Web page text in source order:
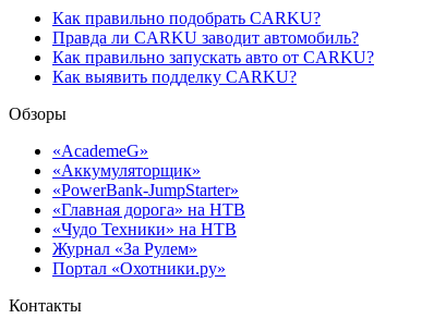
Как правильно подобрать CARKU?
Правда ли CARKU заводит автомобиль?
Как правильно запускать авто от CARKU?
Как выявить подделку CARKU?
Обзоры
«AcademeG»
«Аккумуляторщик»
«PowerBank-JumpStarter»
«Главная дорога» на НТВ
«Чудо Техники» на НТВ
Журнал «За Рулем»
Портал «Охотники.ру»
Контакты